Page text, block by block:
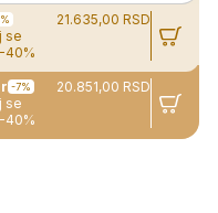
21.635,00 RSD
se
40%
-7%
20.851,00 RSD
se
40%